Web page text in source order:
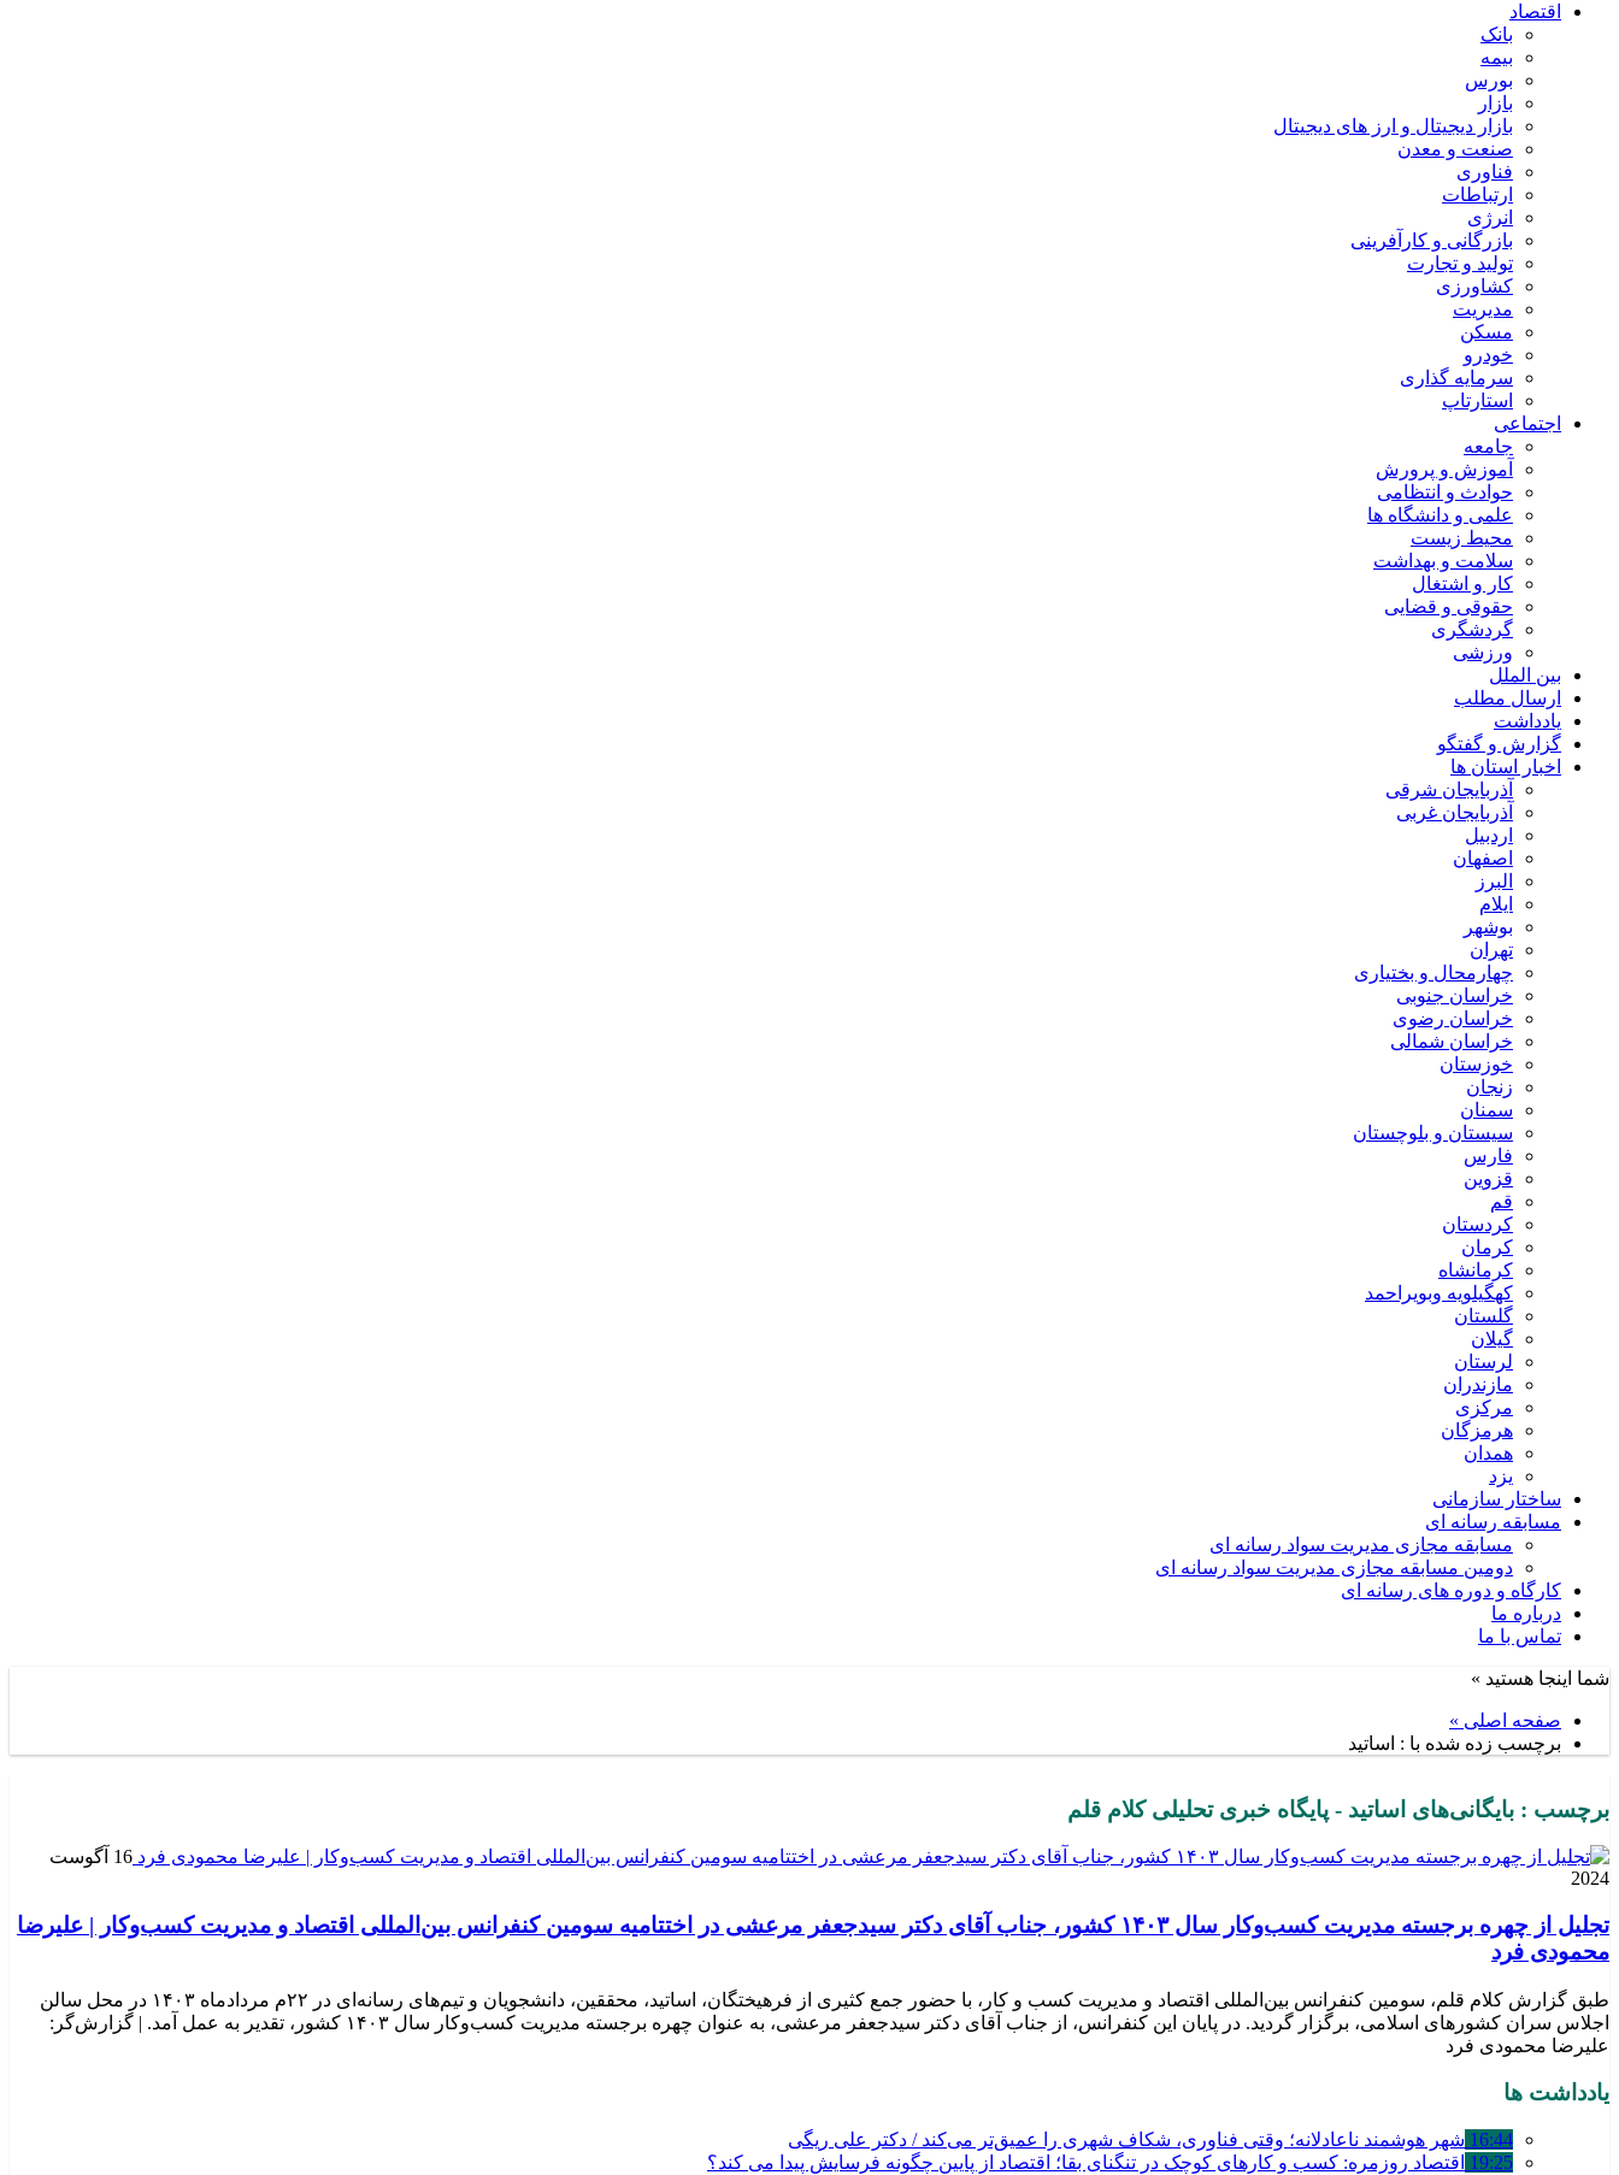
اقتصاد
بانک
بیمه
بورس
بازار
بازار دیجیتال و ارز های دیجیتال
صنعت و معدن
فناوری
ارتباطات
انرژی
بازرگانی و کارآفرینی
تولید و تجارت
کشاورزی
مدیریت
مسکن
خودرو
سرمایه گذاری
استارتاپ
اجتماعی
جامعه
آموزش و پرورش
حوادث و انتظامی
علمی و دانشگاه ها
محیط زیست
سلامت و بهداشت
کار و اشتغال
حقوقی و قضایی
گردشگری
ورزشی
بین الملل
ارسال مطلب
یادداشت
گزارش و گفتگو
اخبار استان ها
آذربایجان شرقی
آذربایجان غربی
اردبیل
اصفهان
البرز
ایلام
بوشهر
تهران
چهارمحال و بختیاری
خراسان جنوبی
خراسان رضوی
خراسان شمالی
خوزستان
زنجان
سمنان
سیستان و بلوچستان
فارس
قزوین
قم
کردستان
کرمان
کرمانشاه
کهگیلویه وبویراحمد
گلستان
گیلان
لرستان
مازندران
مرکزی
هرمزگان
همدان
یزد
ساختار سازمانی
مسابقه رسانه ای
مسابقه مجازی مدیریت سواد رسانه ای
دومین مسابقه مجازی مدیریت سواد رسانه ای
کارگاه و دوره های رسانه ای
درباره ما
تماس با ما
شما اینجا هستید »
صفحه اصلی »
برچسب زده شده با : اساتید
برچسب : بایگانی‌های اساتید - پایگاه خبری تحلیلی کلام قلم
16 آگوست
2024
تجلیل از چهره برجسته مدیریت کسب‌وکار سال ۱۴۰۳ کشور، جناب آقای دکتر سیدجعفر مرعشی در اختتامیه سومین کنفرانس بین‌المللی اقتصاد و مدیریت کسب‌وکار | علیرضا
محمودی فرد
طبق گزارش کلام قلم، سومین کنفرانس بین‌المللی اقتصاد و مدیریت کسب و کار، با حضور جمع کثیری از فرهیختگان، اساتید، محققین، دانشجویان و تیم‌های رسانه‌ای در ۲۲م مردادماه ۱۴۰۳ در محل سالن
اجلاس سران کشورهای اسلامی، برگزار گردید. در پایان این کنفرانس، از جناب آقای دکتر سیدجعفر مرعشی، به عنوان چهره برجسته مدیریت کسب‌وکار سال ۱۴۰۳ کشور، تقدیر به عمل آمد. | گزارش‌گر:
علیرضا محمودی فرد
یادداشت ها
16:44 شهر هوشمند ناعادلانه؛ وقتی فناوری، شکاف شهری را عمیق‌تر می‌کند / دکتر علی ریگی
19:25 اقتصاد روزمره: کسب‌ و کارهای کوچک در تنگنای بقا؛ اقتصاد از پایین چگونه فرسایش پیدا می کند؟